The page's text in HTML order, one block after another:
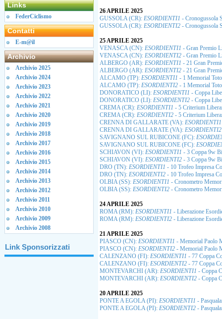
Links
FederCiclismo
Contatti
E-m@il
Archivio
Archivio 2025
Archivio 2024
Archivio 2023
Archivio 2022
Archivio 2021
Archivio 2020
Archivio 2019
Archivio 2018
Archivio 2017
Archivio 2016
Archivio 2015
Archivio 2014
Archivio 2013
Archivio 2012
Archivio 2011
Archivio 2010
Archivio 2009
Archivio 2008
Link Sponsorizzati
26 APRILE 2025
GUSSOLA (CR): ESORDIENTI1 - Cronogussola
GUSSOLA (CR): ESORDIENTI2 - Cronogussola
25 APRILE 2025
VENASCA (CN): ESORDIENTI1 - Gran Premio
VENASCA (CN): ESORDIENTI2 - Gran Premio
ALBERGO (AR): ESORDIENTI1 - 21 Gran
ALBERGO (AR): ESORDIENTI2 - 21 Gran
ALCAMO (TP): ESORDIENTI1 - 1 Memorial
ALCAMO (TP): ESORDIENTI2 - 1 Memorial
DONORATICO (LI): ESORDIENTI1 - Coppa
DONORATICO (LI): ESORDIENTI2 - Coppa
CREMA (CR): ESORDIENTI1 - 5 Criterium
CREMA (CR): ESORDIENTI2 - 5 Criterium
CRENNA DI GALLARATE (VA): ESORDIENTI1
CRENNA DI GALLARATE (VA): ESORDIENTI2
SAVIGNANO SUL RUBICONE (FC):
SAVIGNANO SUL RUBICONE (FC):
SCHIAVON (VI): ESORDIENTI1 - 3 Coppa 9w
SCHIAVON (VI): ESORDIENTI2 - 3 Coppa 9w
DRO (TN): ESORDIENTI1 - 10 Trofeo Impresa
DRO (TN): ESORDIENTI2 - 10 Trofeo Impresa
OLBIA (SS): ESORDIENTI1 - Cronometro
OLBIA (SS): ESORDIENTI2 - Cronometro
24 APRILE 2025
ROMA (RM): ESORDIENTI1 - Liberazione
ROMA (RM): ESORDIENTI2 - Liberazione
21 APRILE 2025
PIASCO (CN): ESORDIENTI1 - Memorial Paolo
PIASCO (CN): ESORDIENTI2 - Memorial Paolo
CALENZANO (FI): ESORDIENTI1 - 77 Coppa
CALENZANO (FI): ESORDIENTI2 - 77 Coppa
MONTEVARCHI (AR): ESORDIENTI1 - Coppa
MONTEVARCHI (AR): ESORDIENTI2 - Coppa
20 APRILE 2025
PONTE A EGOLA (PI): ESORDIENTI1 -
PONTE A EGOLA (PI): ESORDIENTI2 -